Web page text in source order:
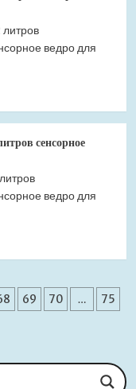
ведро для
сенсорное
ведро для
69 70 …
75
Brive